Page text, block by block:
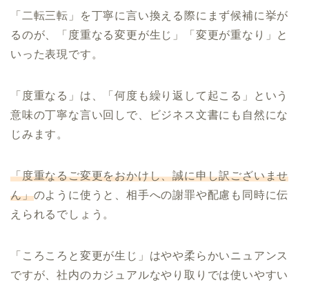
「二転三転」を丁寧に言い換える際にまず候補に挙が
るのが、「度重なる変更が生じ」「変更が重なり」と
いった表現です。
「度重なる」は、「何度も繰り返して起こる」という
意味の丁寧な言い回しで、ビジネス文書にも自然にな
じみます。
「度重なるご変更をおかけし、誠に申し訳ございませ
ん」のように使うと、相手への謝罪や配慮も同時に伝
えられるでしょう。
「ころころと変更が生じ」はやや柔らかいニュアンス
ですが、社内のカジュアルなやり取りでは使いやすい